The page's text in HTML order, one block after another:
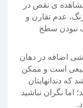
ی نقص در
عدم تقارن و
نبودن سطح
اضافه در دهان
است و ممکن
که دندانهایتان
اما نگران نباشید